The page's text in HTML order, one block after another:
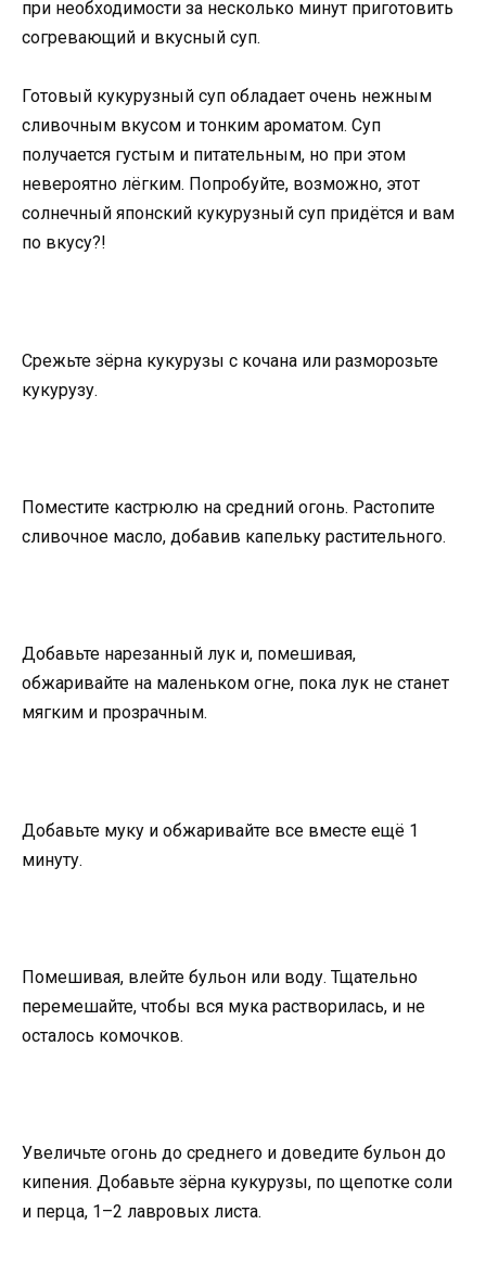
при необходимости за несколько минут приготовить
согревающий и вкусный суп.
Готовый кукурузный суп обладает очень нежным
сливочным вкусом и тонким ароматом. Суп
получается густым и питательным, но при этом
невероятно лёгким. Попробуйте, возможно, этот
солнечный японский кукурузный суп придётся и вам
по вкусу?!
Срежьте зёрна кукурузы с кочана или разморозьте
кукурузу.
Поместите кастрюлю на средний огонь. Растопите
сливочное масло, добавив капельку растительного.
Добавьте нарезанный лук и, помешивая,
обжаривайте на маленьком огне, пока лук не станет
мягким и прозрачным.
Добавьте муку и обжаривайте все вместе ещё 1
минуту.
Помешивая, влейте бульон или воду. Тщательно
перемешайте, чтобы вся мука растворилась, и не
осталось комочков.
Увеличьте огонь до среднего и доведите бульон до
кипения. Добавьте зёрна кукурузы, по щепотке соли
и перца, 1–2 лавровых листа.